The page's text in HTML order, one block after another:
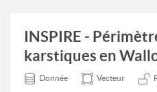
INSPIRE -
karstiques en
Donnée Vecteur